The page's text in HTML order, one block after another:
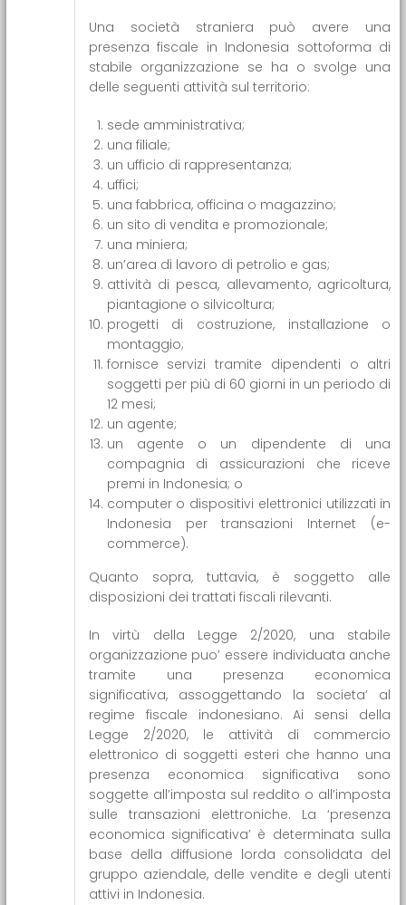
Una società straniera può avere una
presenza fiscale in Indonesia sottoforma di
stabile organizzazione se ha o svolge una
delle seguenti attività sul territorio:
sede amministrativa;
una filiale;
un ufficio di rappresentanza;
uffici;
una fabbrica, officina o magazzino;
un sito di vendita e promozionale;
una miniera;
un’area di lavoro di petrolio e gas;
attività di pesca, allevamento, agricoltura,
piantagione o silvicoltura;
progetti di costruzione, installazione o
montaggio;
fornisce servizi tramite dipendenti o altri
soggetti per più di 60 giorni in un periodo di
12 mesi;
un agente;
un agente o un dipendente di una
compagnia di assicurazioni che riceve
premi in Indonesia; o
computer o dispositivi elettronici utilizzati in
Indonesia per transazioni Internet (e-
commerce).
Quanto sopra, tuttavia, è soggetto alle
disposizioni dei trattati fiscali rilevanti.
In virtù della Legge 2/2020, una stabile
organizzazione puo’ essere individuata anche
tramite una presenza economica
significativa, assoggettando la societa’ al
regime fiscale indonesiano. Ai sensi della
Legge 2/2020, le attività di commercio
elettronico di soggetti esteri che hanno una
presenza economica significativa sono
soggette all’imposta sul reddito o all’imposta
sulle transazioni elettroniche. La ‘presenza
economica significativa’ è determinata sulla
base della diffusione lorda consolidata del
gruppo aziendale, delle vendite e degli utenti
attivi in Indonesia.